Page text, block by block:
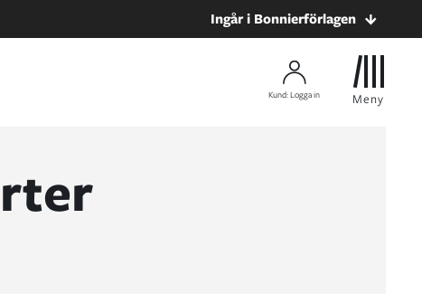
Ingår i Bonnierförlagen
Kund: Logga in Meny